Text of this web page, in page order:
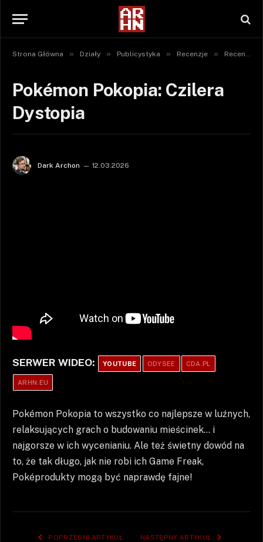
Strona Główna » Działy » Publicystyka » Recenzje » Recenzje gier
Pokémon Pokopia: Czilera
Dystopia
Dark Archon 12.03.2026
SERWER WIDEO: YOUTUBE ODYSEE CDA.PL
ARHN.EU
Pokémon Pokopia to wszystko co najlepsze w luźnych,
relaksujących grach o budowaniu mieścinek… i
najgorsze w ich wycenianiu. Ale też świetny dowód na
to, że tak długo, jak nie robi ich Game Freak,
Poképrodukty mogą być naprawdę fajne!
POPRZEDNI ARTYKUŁ NASTĘPNY ARTYKUŁ